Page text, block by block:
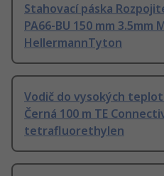
Stahovací páska
PA66-BU 150 mm 3.5mm
HellermannTyton
Vodič do vysokých
Černá 100 m TE
tetrafluorethylen